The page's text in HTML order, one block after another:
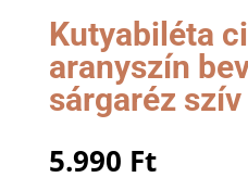
Kutyabiléta
aranyszín
sárgaréz szív
5.990 Ft